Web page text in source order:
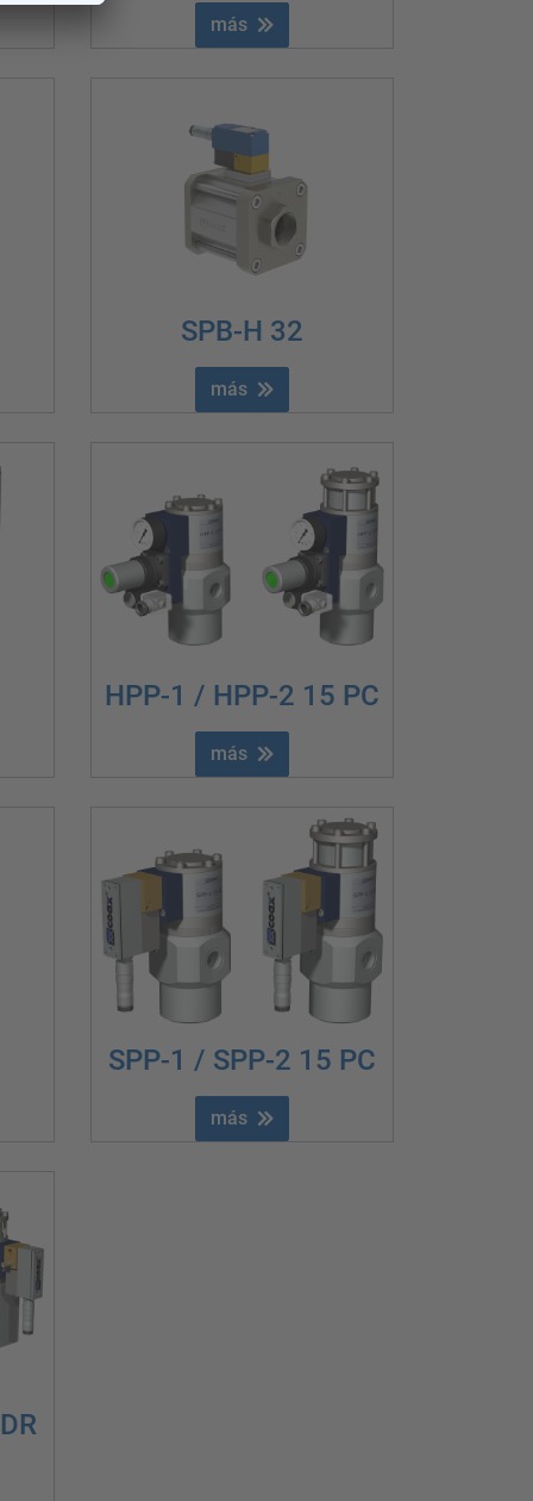
más
SPB-H 32
más
HPP-1 / HPP-2 15 PC
más
SPP-1 / SPP-2 15 PC
más